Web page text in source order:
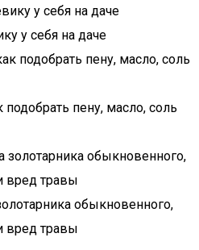
у себя на даче
пену, масло, соль
обыкновенного,
вред травы